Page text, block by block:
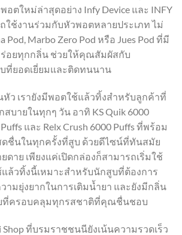
อตใหม่ล่าสุดอย่าง Infy Device และ INFY
ใช้งานร่วมกับหัวพอตหลายประเภท ไม่
Pod, Marbo Zero Pod หรือ Jues Pod ที่มี
อยทุกกลิ่น ช่วยให้คุณสัมผัสกับ
ที่ยอดเยี่ยมและติดทนนาน
ว เรายังมีพอตใช้แล้วทิ้งสำหรับลูกค้าที่
บายในทุกๆ วัน อาทิ KS Quik 6000
และ Relx Crush 6000 Puffs ที่พร้อม
ชื่นในทุกครั้งที่สูบ ด้วยดีไซน์ที่ทันสมัย
ดาย เพียงแค่เปิดกล่องก็สามารถเริ่มใช้
ล้วทิ้งนี้เหมาะสำหรับนักสูบที่ต้องการ
ามยุ่งยากในการเติมน้ำยา และยังมีกลิ่น
ที่ครอบคลุมทุกรสชาติที่คุณชื่นชอบ
Shop ที่บรมราชชนนียังเน้นความรวดเร็ว